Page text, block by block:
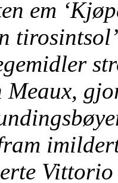
em
Meaux,